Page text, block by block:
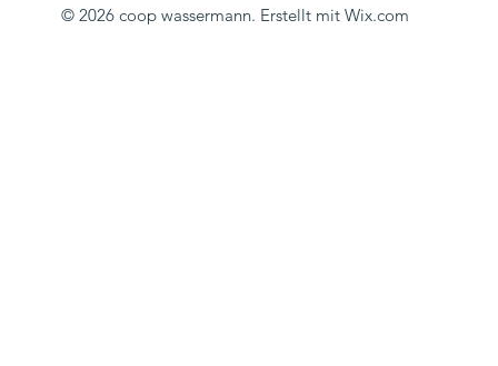
© 2026 coop wassermann. Erstellt mit Wix.com